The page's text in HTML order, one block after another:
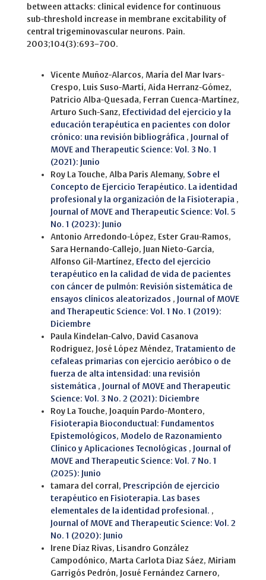
between attacks: clinical evidence for continuous
sub-threshold increase in membrane excitability of
central trigeminovascular neurons. Pain.
2003;104(3):693–700.
Vicente Muñoz-Alarcos, María del Mar Ivars-
Crespo, Luis Suso-Martí, Aida Herranz-Gómez,
Patricio Alba-Quesada, Ferran Cuenca-Martínez,
Arturo Such-Sanz, Efectividad del ejercicio y la
educación terapéutica en pacientes con dolor
crónico: una revisión bibliográfica , Journal of
MOVE and Therapeutic Science: Vol. 3 No. 1
(2021): Junio
Roy La Touche, Alba Paris Alemany, Sobre el
Concepto de Ejercicio Terapéutico. La identidad
profesional y la organización de la Fisioterapia ,
Journal of MOVE and Therapeutic Science: Vol. 5
No. 1 (2023): Junio
Antonio Arredondo-López, Ester Grau-Ramos,
Sara Hernando-Callejo, Juan Nieto-García,
Alfonso Gil-Martínez, Efecto del ejercicio
terapéutico en la calidad de vida de pacientes
con cáncer de pulmón: Revisión sistemática de
ensayos clínicos aleatorizados , Journal of MOVE
and Therapeutic Science: Vol. 1 No. 1 (2019):
Diciembre
Paula Kindelan-Calvo, David Casanova
Rodriguez, José López Méndez, Tratamiento de
cefaleas primarias con ejercicio aeróbico o de
fuerza de alta intensidad: una revisión
sistemática , Journal of MOVE and Therapeutic
Science: Vol. 3 No. 2 (2021): Diciembre
Roy La Touche, Joaquín Pardo-Montero,
Fisioterapia Bioconductual: Fundamentos
Epistemológicos, Modelo de Razonamiento
Clínico y Aplicaciones Tecnológicas , Journal of
MOVE and Therapeutic Science: Vol. 7 No. 1
(2025): Junio
tamara del corral, Prescripción de ejercicio
terapéutico en Fisioterapia. Las bases
elementales de la identidad profesional. ,
Journal of MOVE and Therapeutic Science: Vol. 2
No. 1 (2020): Junio
Irene Díaz Rivas, Lisandro González
Campodónico, Marta Carlota Diaz Sáez, Miriam
Garrigós Pedrón, Josué Fernández Carnero,